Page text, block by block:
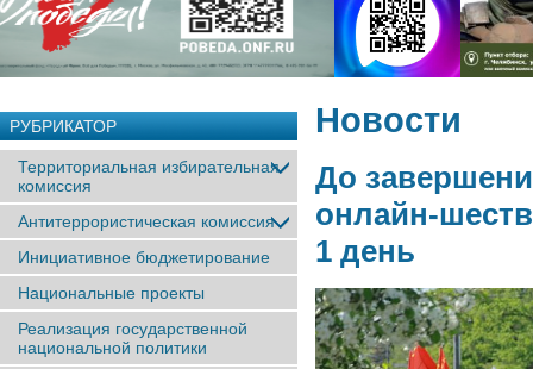
РУБРИКАТОР
Территориальная избирательная
комиссия
Антитеррористическая комиссия
Инициативное бюджетирование
Национальные проекты
Реализация государственной
национальной политики
Новости
До
онлайн-
1 день